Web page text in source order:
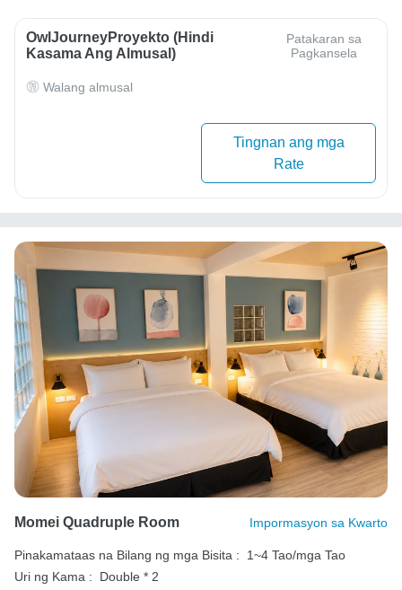
OwlJourneyProyekto (Hindi
Kasama Ang Almusal)
Patakaran sa
Pagkansela
Walang almusal
Tingnan ang mga
Rate
Momei Quadruple Room Impormasyon sa Kwarto
Pinakamataas na Bilang ng mga Bisita :
1~4 Tao/mga Tao
Uri ng Kama :
Double * 2